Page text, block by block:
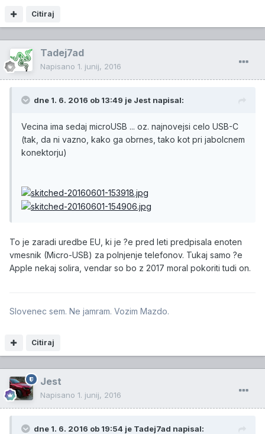
Citiraj
Tadej7ad
Napisano 1. junij, 2016
dne 1. 6. 2016 ob 13:49 je Jest napisal:
Vecina ima sedaj microUSB ... oz. najnovejsi celo USB-C
(tak, da ni vazno, kako ga obrnes, tako kot pri jabolcnem
konektorju)
To je zaradi uredbe EU, ki je ?e pred leti predpisala enoten
vmesnik (Micro-USB) za polnjenje telefonov. Tukaj samo ?e
Apple nekaj solira, vendar so bo z 2017 moral pokoriti tudi on.
Citiraj
Slovenec sem. Ne jamram. Vozim Mazdo.
Jest
Napisano 1. junij, 2016
dne 1. 6. 2016 ob 19:54 je Tadej7ad napisal: